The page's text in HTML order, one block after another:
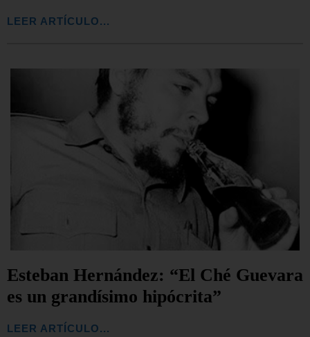
LEER ARTÍCULO...
Esteban Hernández: “El Ché Guevara
es un grandísimo hipócrita”
LEER ARTÍCULO...